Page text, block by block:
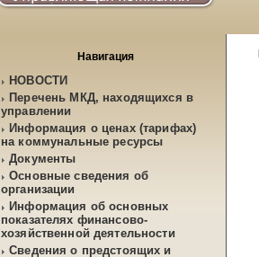
Навигация
НОВОСТИ
Перечень МКД, находящихся в
управлении
Информация о ценах (тарифах)
на коммунальные ресурсы
Документы
Основные сведения об
организации
Информация об основных
показателях финансово-
хозяйственной деятельности
Сведения о предстоящих и